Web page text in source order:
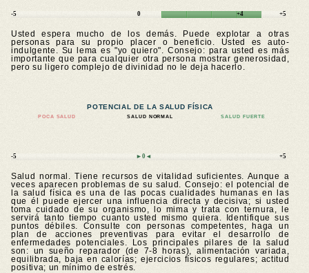
-5 0 +4 +5
Usted espera mucho de los demás. Puede explotar a otras
personas para su propio placer o beneficio. Usted es auto-
indulgente. Su lema es "yo quiero". Consejo: para usted es más
importante que para cualquier otra persona mostrar generosidad,
pero su ligero complejo de divinidad no le deja hacerlo.
POTENCIAL DE LA SALUD FÍSICA
POCA SALUD SALUD NORMAL SALUD FUERTE
-5 ►0◄ +5
Salud normal. Tiene recursos de vitalidad suficientes. Aunque a
veces aparecen problemas de su salud. Consejo: el potencial de
la salud física es una de las pocas cualidades humanas en las
que él puede ejercer una influencia directa y decisiva; si usted
toma cuidado de su organismo, lo mima y trata con ternura, le
servirá tanto tiempo cuanto usted mismo quiera. Identifique sus
puntos débiles. Consulte con personas competentes, haga un
plan de acciones preventivas para evitar el desarrollo de
enfermedades potenciales. Los principales pilares de la salud
son: un sueño reparador (de 7-8 horas), alimentación variada,
equilibrada, baja en calorías; ejercicios físicos regulares; actitud
positiva; un mínimo de estrés.